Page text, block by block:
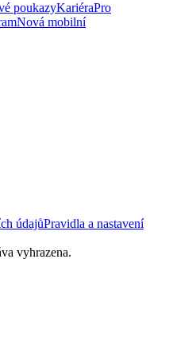
poukazyKariéraPro
Nová mobilní
údajůPravidla a nastavení
vyhrazena.